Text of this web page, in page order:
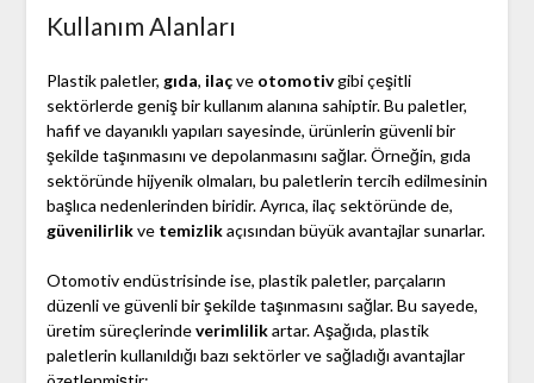
Kullanım Alanları
Plastik paletler, gıda, ilaçve otomotivgibi çeşitli
sektörlerde geniş bir kullanım alanına sahiptir. Bu paletler,
hafif ve dayanıklı yapıları sayesinde, ürünlerin güvenli bir
şekilde taşınmasını ve depolanmasını sağlar. Örneğin, gıda
sektöründe hijyenik olmaları, bu paletlerin tercih edilmesinin
başlıca nedenlerinden biridir. Ayrıca, ilaç sektöründe de,
güvenilirlikve temizlikaçısından büyük avantajlar sunarlar.
Otomotiv endüstrisinde ise, plastik paletler, parçaların
düzenli ve güvenli bir şekilde taşınmasını sağlar. Bu sayede,
üretim süreçlerindeverimlilikartar. Aşağıda, plastik
paletlerin kullanıldığı bazı sektörler ve sağladığı avantajlar